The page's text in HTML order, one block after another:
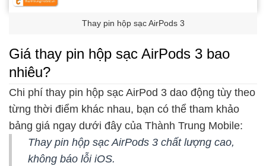
Thay pin hộp sạc AirPods 3
Giá thay pin hộp sạc AirPods 3 bao
nhiêu?
Chi phí thay pin hộp sạc AirPod 3 dao động tùy theo
từng thời điểm khác nhau, bạn có thể tham khảo
bảng giá ngay dưới đây của Thành Trung Mobile:
Thay pin hộp sạc AirPods 3 chất lượng cao,
không báo lỗi iOS.